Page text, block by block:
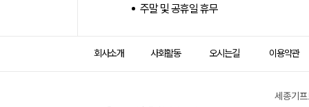
주말 및 공휴일 휴무
회사소개 사회활동 오시는길 이용약관
세종기